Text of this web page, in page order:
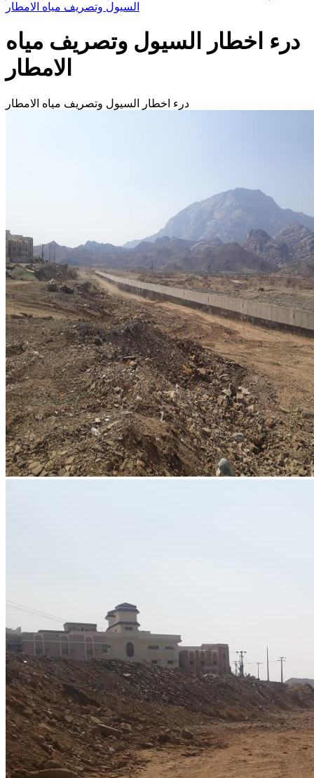
السيول وتصريف مياه الامطار
درء اخطار السيول وتصريف مياه
الامطار
درء اخطار السيول وتصريف مياه الامطار